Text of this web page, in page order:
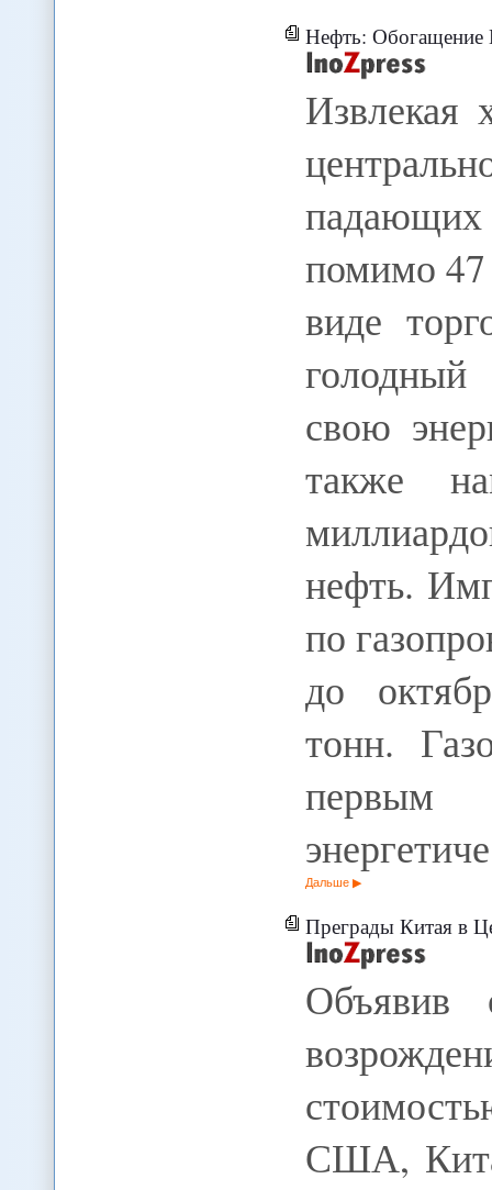
Нефть: Обогащение
Извлекая
помимо
виде
свою
также
нефть.
по
до
тонн.
Дальше
Преграды Китая в
США,